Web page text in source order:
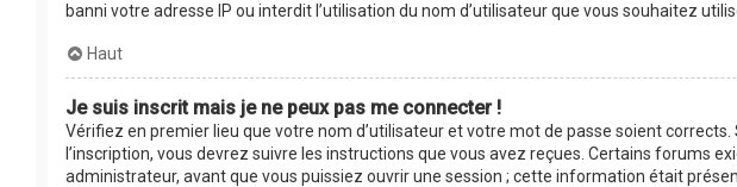
banni votre adresse IP ou interdit l’utilisation du nom d’utilisateur que vous souhaitez
Haut
Je suis inscrit mais je ne peux pas me connecter !
Vérifiez en premier lieu que votre nom d’utilisateur et votre mot de passe soient
l’inscription, vous devrez suivre les instructions que vous avez reçues. Certains forums
administrateur, avant que vous puissiez ouvrir une session ; cette information était